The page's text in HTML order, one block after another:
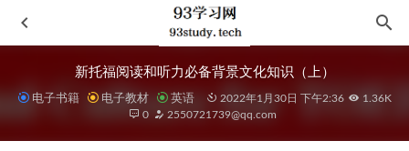
新托福阅读和听力必备背景文化知识（上）
电子书籍 电子教材 英语 2022年1月30日 下午2:36
1.36K
0
2550721739@qq.com